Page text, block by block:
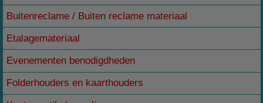
Buitenreclame / Buiten reclame materiaal
Etalagemateriaal
Evenementen benodigdheden
Folderhouders en kaarthouders